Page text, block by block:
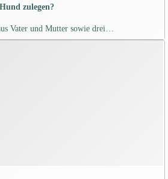
zulegen?
Vater und Mutter sowie drei…